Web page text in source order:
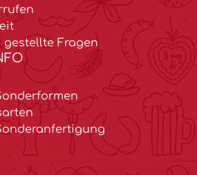
gestellte Fragen